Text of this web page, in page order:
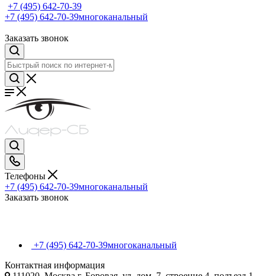
+7 (495) 642-70-39
+7 (495) 642-70-39многоканальный
Заказать звонок
Телефоны
+7 (495) 642-70-39многоканальный
Заказать звонок
+7 (495) 642-70-39многоканальный
Контактная информация